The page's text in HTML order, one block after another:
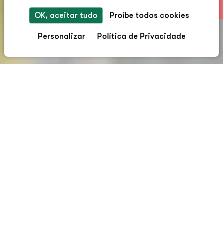
OK, aceitar tudo Proíbe todos cookies
Personalizar Política de Privacidade